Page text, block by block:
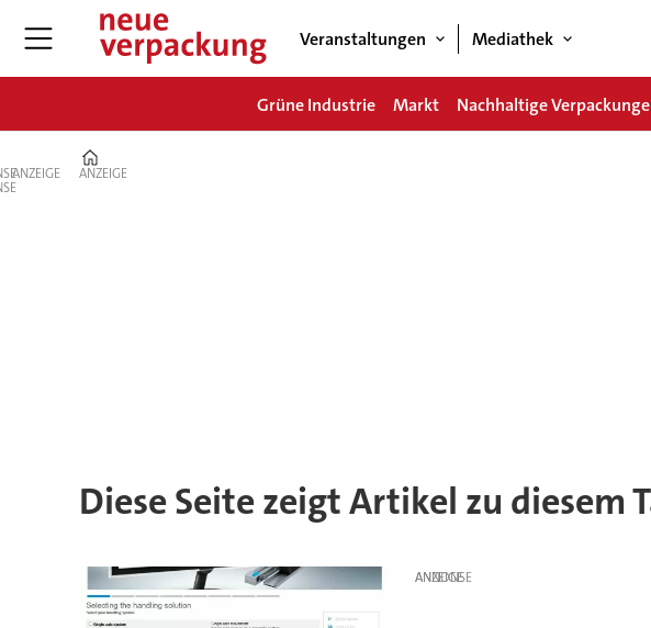
Veranstaltungen Mediathek
Grüne Industrie Markt Nachhaltige
ANZEIGE ANZEIGE
Diese Seite zeigt Artikel zu diesem
ANZEIGE